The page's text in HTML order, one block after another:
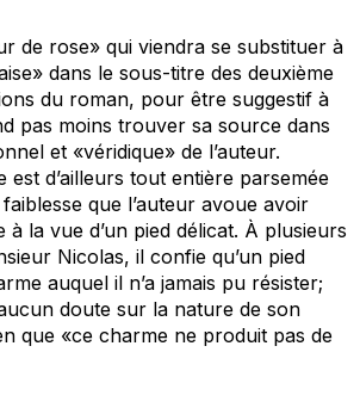
de rose» qui viendra se substituer à
dans le sous-titre des deuxième
du roman, pour être suggestif à
pas moins trouver sa source dans
et «véridique» de l’auteur.
est d’ailleurs tout entière parsemée
que l’auteur avoue avoir
la vue d’un pied délicat. À plusieurs
Nicolas, il confie qu’un pied
auquel il n’a jamais pu résister;
doute sur la nature de son
que «ce charme ne produit pas de